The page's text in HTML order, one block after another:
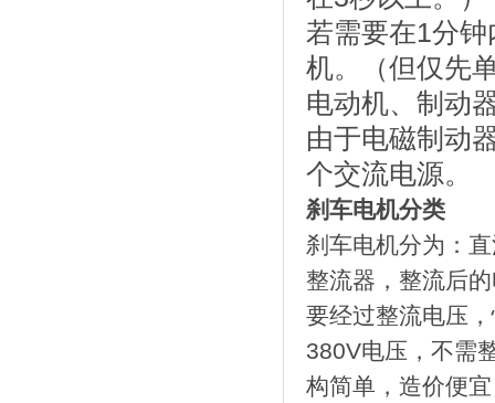
若需要在1分
机。（但仅先
电动机、制动
由于电磁制动
个交流电源。
刹车电机分类
刹车电机分为：
整流器，整流后
要经过整流电压
380V电压，不需
构简单，造价便